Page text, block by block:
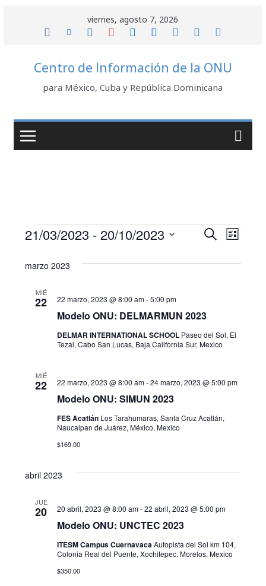
viernes, agosto 7, 2026
Centro de Información de la ONU
para México, Cuba y República Dominicana
Eventos
B
ú
q
u
e
d
y
a
e
g
a
B
s
N
a
ó
v
a
L
s
21/03/2023 - 20/10/2023
e
a
marzo 2023
MIÉ
22
Modelo ONU: DELMARMUN 2023
22 marzo, 2023 @ 8:00 am-5:00 pm
DELMAR INTERNATIONAL SCHOOL Paseo del Sol, El
Tezal, Cabo San Lucas, Baja California Sur, Mexico
MIÉ
22
Modelo ONU: SIMUN 2023
22 marzo, 2023 @ 8:00 am-24 marzo, 2023 @ 5:00 pm
FES Acatlán Los Tarahumaras, Santa Cruz Acatlán,
Naucalpan de Juárez, México, Mexico
$169.00
abril 2023
JUE
20
Modelo ONU: UNCTEC 2023
20 abril, 2023 @ 8:00 am-22 abril, 2023 @ 5:00 pm
ITESM Campus CuernavacaAutopista del Sol km 104,
Colonia Real del Puente, Xochitepec, Morelos, Mexico
$350.00